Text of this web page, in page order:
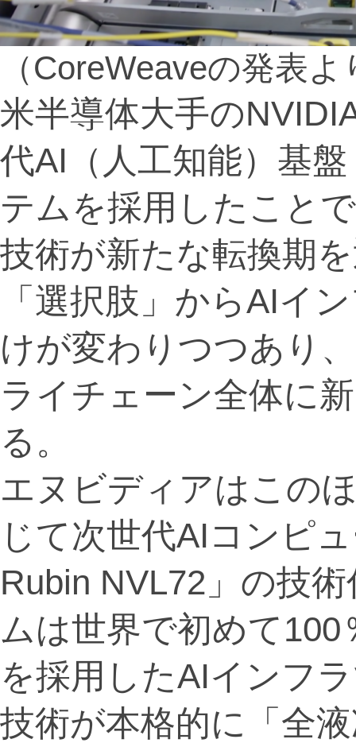
（CoreWeaveの発表よ
米半導体大手の
代AI（人工知能）基
テムを採用したこと
技術が新たな転換期
「選択肢」からAIイ
けが変わりつつあり
ライチェーン全体に
る。
エヌビディアはこの
じて次世代AIコンピ
Rubin NVL72」の技
ムは世界で初めて
を採用したAIインフ
技術が本格的に「全